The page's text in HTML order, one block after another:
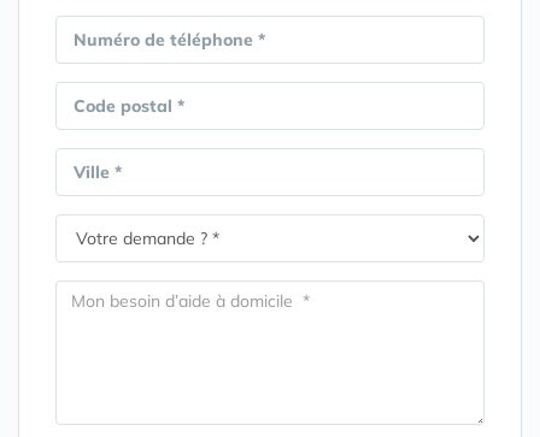
Numéro de téléphone *
Code postal *
Ville *